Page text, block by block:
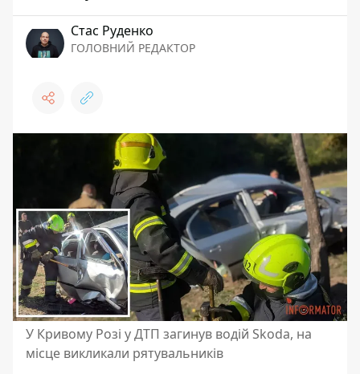
Стас Руденко
ГОЛОВНИЙ РЕДАКТОР
У Кривому Розі у ДТП загинув водій Skoda, на
місце викликали рятувальників